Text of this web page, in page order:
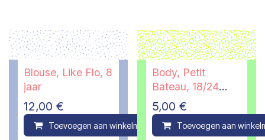
Blouse, Like Flo, 8
jaar
12,00 €
Toevoegen aan winkelmandje Compare
Body, Petit
Bateau, 18/24
maanden
5,00 €
Toevoegen aan